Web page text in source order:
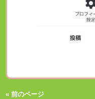
« 前のページ